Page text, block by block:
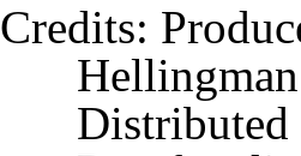
Credits:
Distributed